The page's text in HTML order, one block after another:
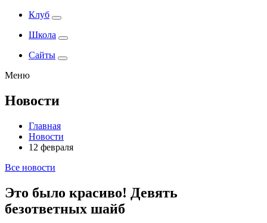
Клуб
Школа
Сайты
Меню
Новости
Главная
Новости
12 февраля
Все новости
Это было красиво! Девять
безответных шайб